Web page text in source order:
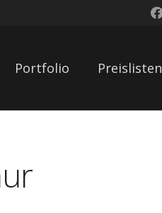
Portfolio Preislisten